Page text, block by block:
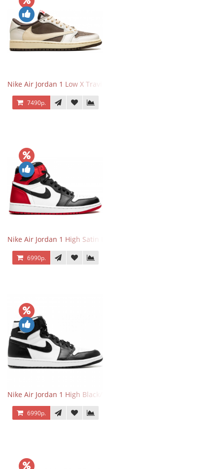
Nike Air Jordan 1 Low X Travis Scott Reverse Mocha
7490р.
Nike Air Jordan 1 High Satin Black Toe
6990р.
Nike Air Jordan 1 High Black/White
6990р.